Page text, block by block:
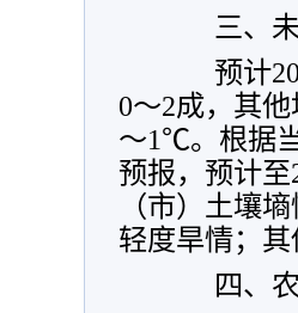
三、未
预计
0～2成，其
～1℃。根据
预报，预计
（市）土壤
轻度旱情；
四、农